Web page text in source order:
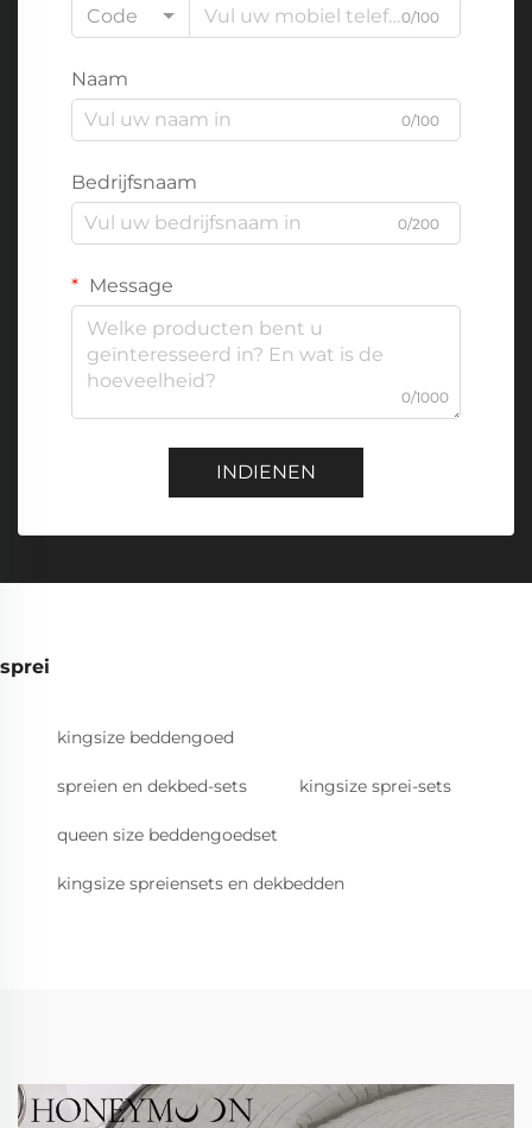
Code
0/100
Naam
0/100
Bedrijfsnaam
0/200
Message
0/1000
INDIENEN
sprei
kingsize beddengoed
spreien en dekbed-sets kingsize sprei-sets
queen size beddengoedset
kingsize spreiensets en dekbedden